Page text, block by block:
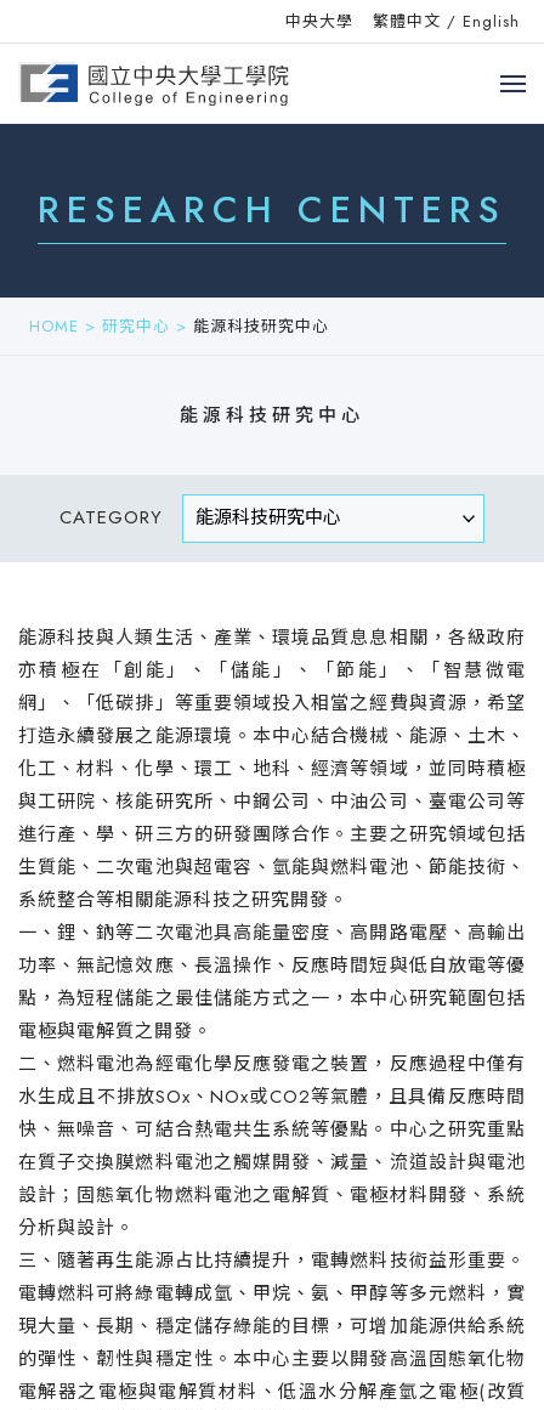
中央大學 繁體中文 / English
RESEARCH CENTERS
HOME > 研究中心 > 能源科技研究中心
能源科技研究中心
CATEGORY
能源科技與人類生活、產業、環境品質息息相關，各級政府
亦積極在「創能」、「儲能」、「節能」、「智慧微電
網」、「低碳排」等重要領域投入相當之經費與資源，希望
打造永續發展之能源環境。本中心結合機械、能源、土木、
化工、材料、化學、環工、地科、經濟等領域，並同時積極
與工研院、核能研究所、中鋼公司、中油公司、臺電公司等
進行產、學、研三方的研發團隊合作。主要之研究領域包括
生質能、二次電池與超電容、氫能與燃料電池、節能技術、
系統整合等相關能源科技之研究開發。
一、鋰、鈉等二次電池具高能量密度、高開路電壓、高輸出
功率、無記憶效應、長溫操作、反應時間短與低自放電等優
點，為短程儲能之最佳儲能方式之一，本中心研究範圍包括
電極與電解質之開發。
二、燃料電池為經電化學反應發電之裝置，反應過程中僅有
水生成且不排放SOx、NOx或CO2等氣體，且具備反應時間
快、無噪音、可結合熱電共生系統等優點。中心之研究重點
在質子交換膜燃料電池之觸媒開發、減量、流道設計與電池
設計；固態氧化物燃料電池之電解質、電極材料開發、系統
分析與設計。
三、隨著再生能源占比持續提升，電轉燃料技術益形重要。
電轉燃料可將綠電轉成氫、甲烷、氨、甲醇等多元燃料，實
現大量、長期、穩定儲存綠能的目標，可增加能源供給系統
的彈性、韌性與穩定性。本中心主要以開發高溫固態氧化物
電解器之電極與電解質材料、低溫水分解產氫之電極(改質